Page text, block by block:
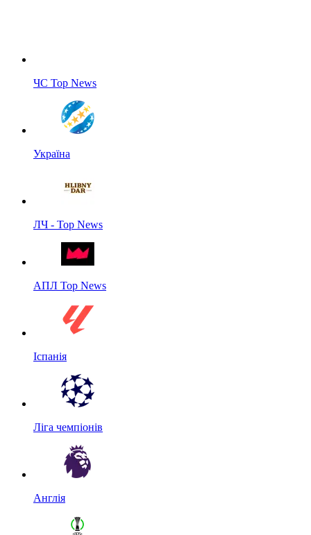
ЧС Top News
Україна
ЛЧ - Top News
АПЛ Top News
Іспанія
Ліга чемпіонів
Англія